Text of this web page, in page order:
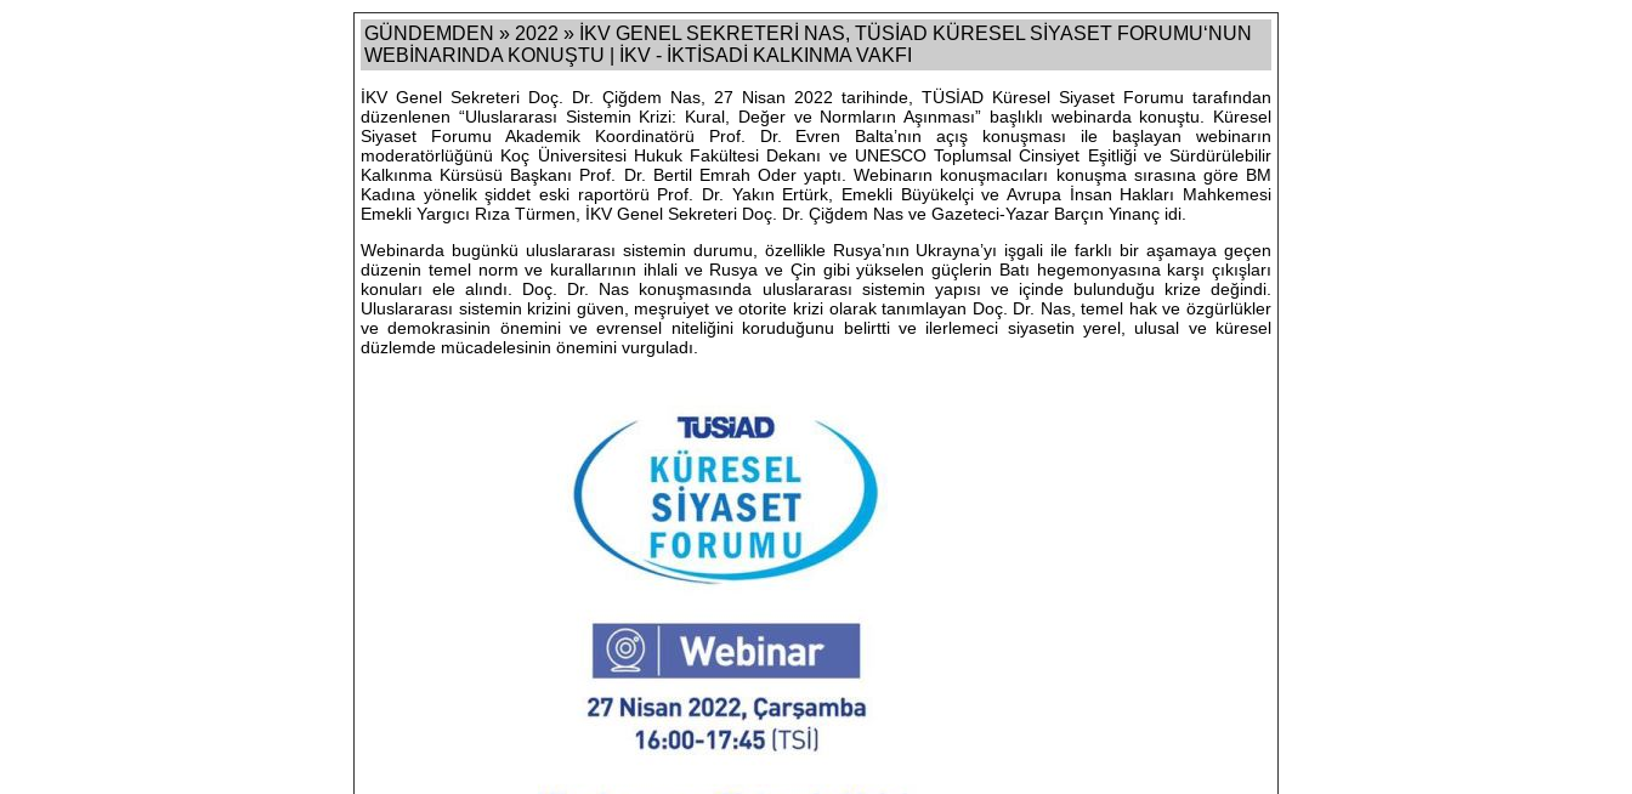
GÜNDEMDEN » 2022 » İKV GENEL SEKRETERİ NAS, TÜSİAD KÜRESEL SİYASET FORUMU‘NUN
WEBİNARINDA KONUŞTU | İKV - İKTİSADİ KALKINMA VAKFI
İKV Genel Sekreteri Doç. Dr. Çiğdem Nas, 27 Nisan 2022 tarihinde, TÜSİAD Küresel Siyaset Forumu tarafından
düzenlenen “Uluslararası Sistemin Krizi: Kural, Değer ve Normların Aşınması” başlıklı webinarda konuştu. Küresel
Siyaset Forumu Akademik Koordinatörü Prof. Dr. Evren Balta’nın açış konuşması ile başlayan webinarın
moderatörlüğünü Koç Üniversitesi Hukuk Fakültesi Dekanı ve UNESCO Toplumsal Cinsiyet Eşitliği ve Sürdürülebilir
Kalkınma Kürsüsü Başkanı Prof. Dr. Bertil Emrah Oder yaptı. Webinarın konuşmacıları konuşma sırasına göre BM
Kadına yönelik şiddet eski raportörü Prof. Dr. Yakın Ertürk, Emekli Büyükelçi ve Avrupa İnsan Hakları Mahkemesi
Emekli Yargıcı Rıza Türmen, İKV Genel Sekreteri Doç. Dr. Çiğdem Nas ve Gazeteci-Yazar Barçın Yinanç idi.
Webinarda bugünkü uluslararası sistemin durumu, özellikle Rusya’nın Ukrayna’yı işgali ile farklı bir aşamaya geçen
düzenin temel norm ve kurallarının ihlali ve Rusya ve Çin gibi yükselen güçlerin Batı hegemonyasına karşı çıkışları
konuları ele alındı. Doç. Dr. Nas konuşmasında uluslararası sistemin yapısı ve içinde bulunduğu krize değindi.
Uluslararası sistemin krizini güven, meşruiyet ve otorite krizi olarak tanımlayan Doç. Dr. Nas, temel hak ve özgürlükler
ve demokrasinin önemini ve evrensel niteliğini koruduğunu belirtti ve ilerlemeci siyasetin yerel, ulusal ve küresel
düzlemde mücadelesinin önemini vurguladı.